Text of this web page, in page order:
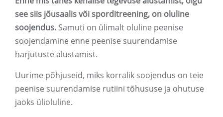
see siis jõusaalis või sporditreening, on oluline
soojendus. Samuti on ülimalt oluline peenise
soojendamine enne peenise suurendamise
harjutuste alustamist.
Uurime põhjuseid, miks korralik soojendus on teie
peenise suurendamise rutiini tõhususe ja ohutuse
jaoks ülioluline.